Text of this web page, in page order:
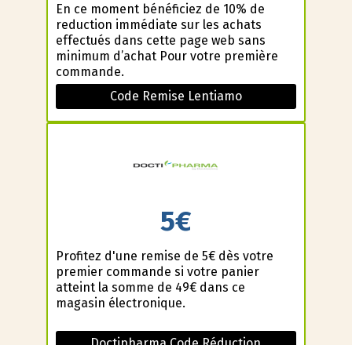
En ce moment bénéficiez de 10% de
reduction immédiate sur les achats
effectués dans cette page web sans
minimum d’achat Pour votre première
commande.
Code Remise Lentiamo
5€
Profitez d'une remise de 5€ dès votre
premier commande si votre panier
atteint la somme de 49€ dans ce
magasin électronique.